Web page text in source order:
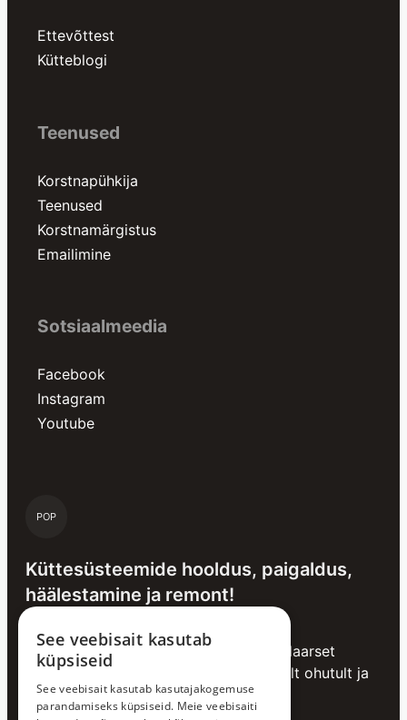
Ettevõttest
Kütteblogi
Teenused
Korstnapühkija
Teenused
Korstnamärgistus
Emailimine
Sotsiaalmeedia
Facebook
Instagram
Youtube
POP
Küttesüsteemide hooldus, paigaldus,
häälestamine ja remont!
Erinevad küttesüsteemid vajavad regulaarset
hooldust, et kütmine toimiks võimalikult ohutult ja
ökonoomselt.
See veebisait kasutab
küpsiseid
See veebisait kasutab kasutajakogemuse
parandamiseks küpsiseid. Meie veebisaiti